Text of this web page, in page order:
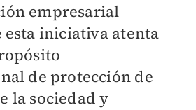
empresarial
esta iniciativa atenta
de protección de
la sociedad y